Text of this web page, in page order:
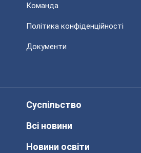
Команда
Політика конфіденційності
Документи
Суспільство
Всі новини
Новини освіти